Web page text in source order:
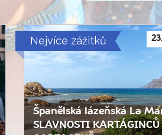
Nejvíce zážitků
Španělská lázeňská La
SLAVNOSTI